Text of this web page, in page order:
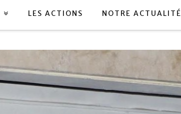
LES ACTIONS NOTRE ACTUALITÉ